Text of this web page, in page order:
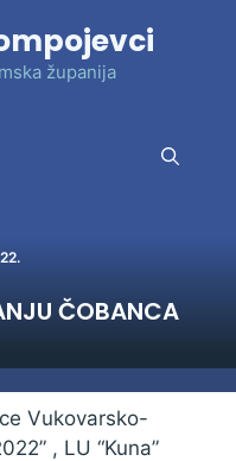
županija
ČOBANCA
Vukovarsko-
, LU “Kuna”